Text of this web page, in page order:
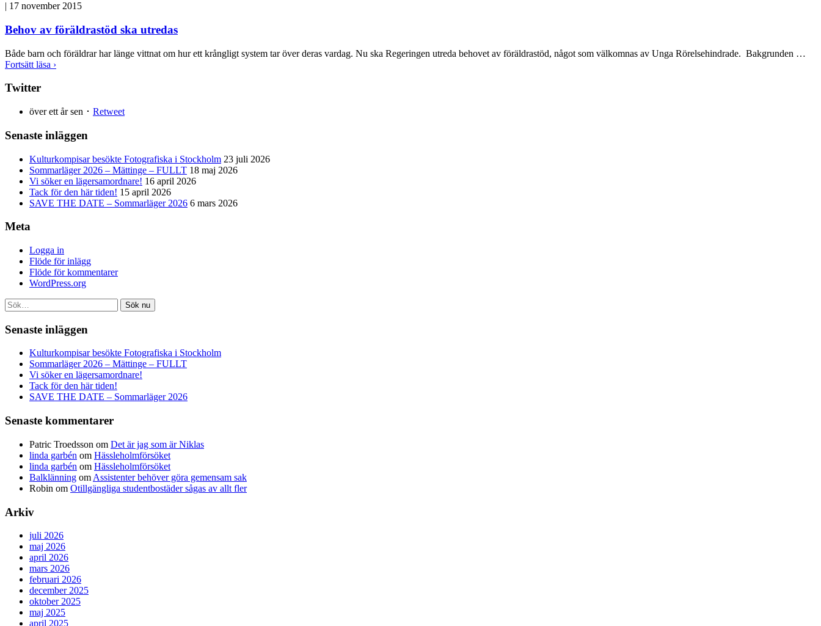
| 17 november 2015
Behov av föräldrastöd ska utredas
Både barn och föräldrar har länge vittnat om hur ett krångligt system tar över deras vardag. Nu ska Regeringen utreda behovet av föräldrastöd, något som välkomnas av Unga Rörelsehindrade. Bakgrunden …
Fortsätt läsa ›
Twitter
över ett år sen ･ Retweet
Senaste inläggen
Kulturkompisar besökte Fotografiska i Stockholm 23 juli 2026
Sommarläger 2026 – Mättinge – FULLT 18 maj 2026
Vi söker en lägersamordnare! 16 april 2026
Tack för den här tiden! 15 april 2026
SAVE THE DATE – Sommarläger 2026 6 mars 2026
Meta
Logga in
Flöde för inlägg
Flöde för kommentarer
WordPress.org
Sök nu
Senaste inläggen
Kulturkompisar besökte Fotografiska i Stockholm
Sommarläger 2026 – Mättinge – FULLT
Vi söker en lägersamordnare!
Tack för den här tiden!
SAVE THE DATE – Sommarläger 2026
Senaste kommentarer
Patric Troedsson om Det är jag som är Niklas
linda garbén om Hässleholmförsöket
linda garbén om Hässleholmförsöket
Balklänning om Assistenter behöver göra gemensam sak
Robin om Otillgängliga studentbostäder sågas av allt fler
Arkiv
juli 2026
maj 2026
april 2026
mars 2026
februari 2026
december 2025
oktober 2025
maj 2025
april 2025